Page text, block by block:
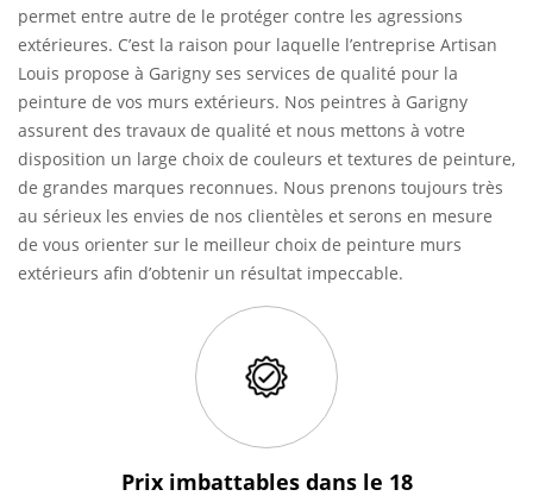
permet entre autre de le protéger contre les agressions
extérieures. C’est la raison pour laquelle l’entreprise Artisan
Louis propose à Garigny ses services de qualité pour la
peinture de vos murs extérieurs. Nos peintres à Garigny
assurent des travaux de qualité et nous mettons à votre
disposition un large choix de couleurs et textures de peinture,
de grandes marques reconnues. Nous prenons toujours très
au sérieux les envies de nos clientèles et serons en mesure
de vous orienter sur le meilleur choix de peinture murs
extérieurs afin d’obtenir un résultat impeccable.
Prix imbattables dans le 18